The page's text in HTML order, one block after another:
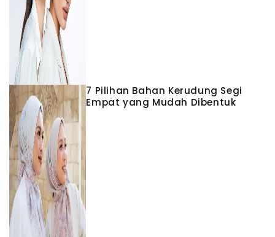
7 Pilihan Bahan Kerudung Segi
Empat yang Mudah Dibentuk